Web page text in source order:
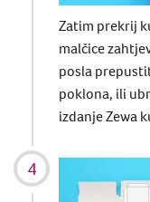
Zatim prekrij
malčice
posla
poklona, ili
izdanje Zewa